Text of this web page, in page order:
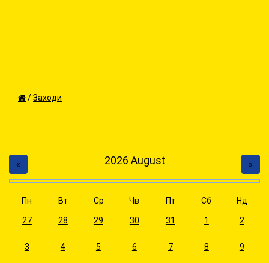
/Заходи
« 2026 August »
Пн Вт Ср Чв Пт Сб Нд
27 28 29 30 31 1 2
3 4 5 6 7 8 9